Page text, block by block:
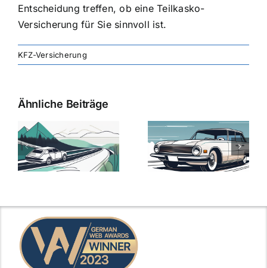
Entscheidung treffen, ob eine Teilkasko-
Versicherung für Sie sinnvoll ist.
KFZ-Versicherung
Ähnliche Beiträge
Versicherung:
Günstige Kfz-
Versicherungstarife
mit Top-
Kfz-
Die besten
Angebote im